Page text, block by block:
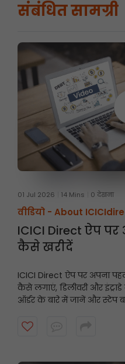
संबंधित सामग्री
01 Jul 2026 14 Mins 0 देखना
वीडियो - About
ICICI Direct ऐप
कैसे खरीदें
ICICI Direct ऐप पर अपना
कैसे लगाएं, डिलीवरी और
ऑर्डर के बारे में जानें और स्टेप